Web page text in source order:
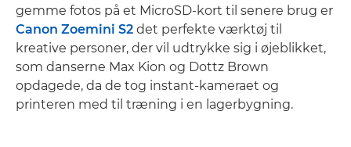
gemme fotos på et MicroSD-kort til senere brug er
Canon Zoemini S2 det perfekte værktøj til
kreative personer, der vil udtrykke sig i øjeblikket,
som danserne Max Kion og Dottz Brown
opdagede, da de tog instant-kameraet og
printeren med til træning i en lagerbygning.